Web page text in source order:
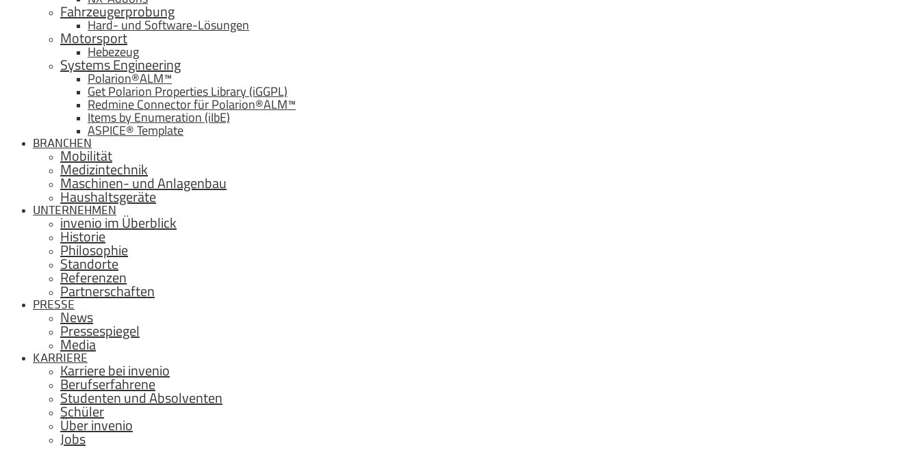
Fahrzeugerprobung
Hard- und Software-Lösungen
Motorsport
Hebezeug
Systems Engineering
Polarion®ALM™
Get Polarion Properties Library (iGGPL)
Redmine Connector für Polarion®ALM™
Items by Enumeration (iIbE)
ASPICE® Template
BRANCHEN
Mobilität
Medizintechnik
Maschinen- und Anlagenbau
Haushaltsgeräte
UNTERNEHMEN
invenio im Überblick
Historie
Philosophie
Standorte
Referenzen
Partnerschaften
PRESSE
News
Pressespiegel
Media
KARRIERE
Karriere bei invenio
Berufserfahrene
Studenten und Absolventen
Schüler
Über invenio
Jobs